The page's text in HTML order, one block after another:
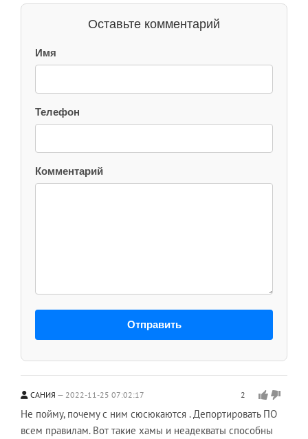
Оставьте комментарий
Имя
Телефон
Комментарий
Отправить
САНИЯ 2022-11-25 07:02:17 2
Не пойму, почему с ним сюсюкаются . Депортировать ПО
всем правилам. Вот такие хамы и неадекваты способны